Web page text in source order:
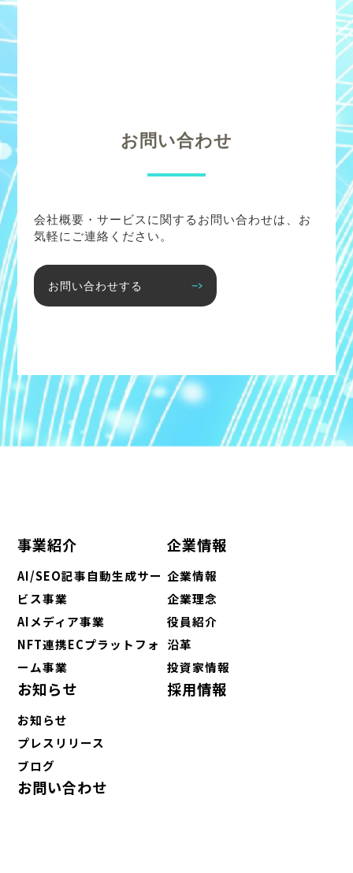
お問い合わせ
会社概要・サービスに関するお問い合わせは、お
気軽にご連絡ください。
お問い合わせする
事業紹介
AI/SEO記事自動生成サー
ビス事業
AIメディア事業
NFT連携ECプラットフォ
ーム事業
企業情報
企業情報
企業理念
役員紹介
沿革
投資家情報
お知らせ
お知らせ
プレスリリース
ブログ
採用情報
お問い合わせ